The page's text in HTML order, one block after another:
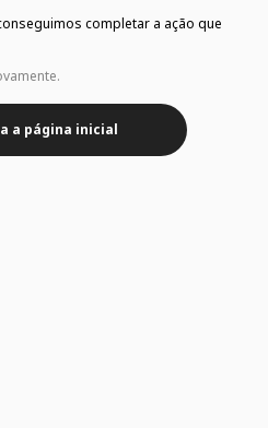
completar a ação que
a página inicial